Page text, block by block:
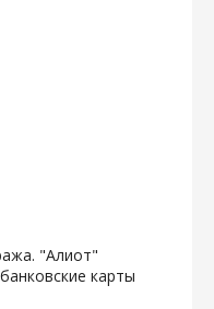
"Алиот"
карты